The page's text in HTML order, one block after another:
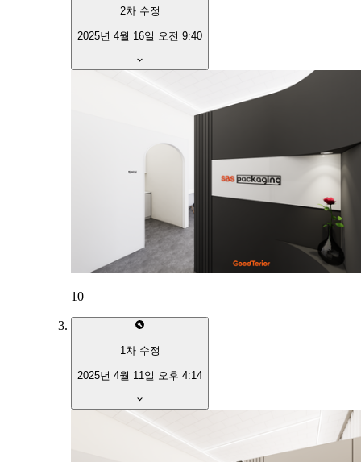
2차 수정
2025년 4월 16일 오전 9:40
10
1 차 수정
2025년 4월 11일 오후 4:14